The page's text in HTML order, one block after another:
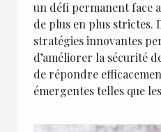
un défi permanent face
de plus en plus strictes.
stratégies innovantes
d’améliorer la sécurité
de répondre
émergentes telles que